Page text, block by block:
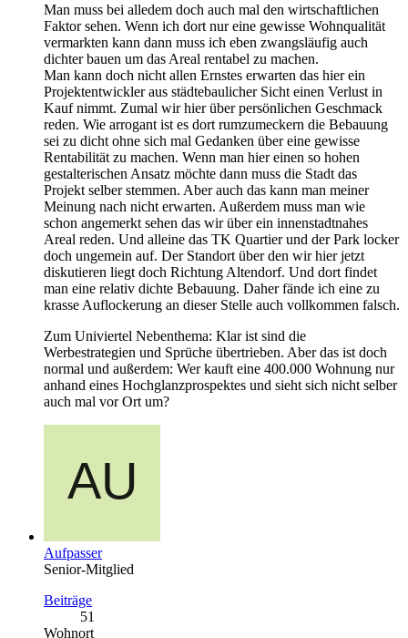
Man muss bei alledem doch auch mal den wirtschaftlichen
Faktor sehen. Wenn ich dort nur eine gewisse Wohnqualität
vermarkten kann dann muss ich eben zwangsläufig auch
dichter bauen um das Areal rentabel zu machen.
Man kann doch nicht allen Ernstes erwarten das hier ein
Projektentwickler aus städtebaulicher Sicht einen Verlust in
Kauf nimmt. Zumal wir hier über persönlichen Geschmack
reden. Wie arrogant ist es dort rumzumeckern die Bebauung
sei zu dicht ohne sich mal Gedanken über eine gewisse
Rentabilität zu machen. Wenn man hier einen so hohen
gestalterischen Ansatz möchte dann muss die Stadt das
Projekt selber stemmen. Aber auch das kann man meiner
Meinung nach nicht erwarten. Außerdem muss man wie
schon angemerkt sehen das wir über ein innenstadtnahes
Areal reden. Und alleine das TK Quartier und der Park locker
doch ungemein auf. Der Standort über den wir hier jetzt
diskutieren liegt doch Richtung Altendorf. Und dort findet
man eine relativ dichte Bebauung. Daher fände ich eine zu
krasse Auflockerung an dieser Stelle auch vollkommen falsch.
Zum Univiertel Nebenthema: Klar ist sind die
Werbestrategien und Sprüche übertrieben. Aber das ist doch
normal und außerdem: Wer kauft eine 400.000 Wohnung nur
anhand eines Hochglanzprospektes und sieht sich nicht selber
auch mal vor Ort um?
Aufpasser
Senior-Mitglied
Beiträge
51
Wohnort